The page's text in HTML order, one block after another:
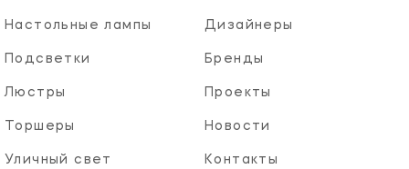
Настольные лампы
Подсветки
Люстры
Торшеры
Уличный свет
Дизайнеры
Бренды
Проекты
Новости
Контакты